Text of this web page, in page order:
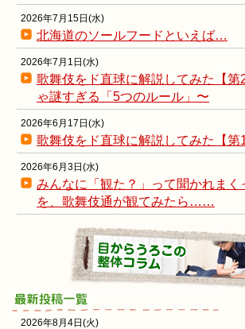
2026年7月15日(水)
北海道のソールフードといえば…
2026年7月1日(水)
歌舞伎をド直球に解説してみた【第
ゃ謎すぎる「5つのルール」〜
2026年6月17日(水)
歌舞伎をド直球に解説してみた【第1
2026年6月3日(水)
みんなに「観た？」って聞かれまく
を、歌舞伎通が観てみたら……
2026年8月4日(火)